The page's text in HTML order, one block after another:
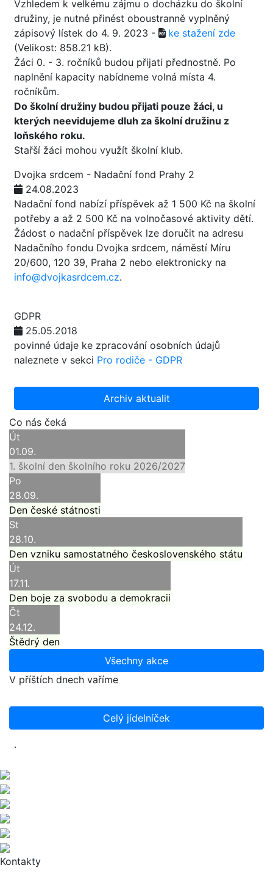
Vzhledem k velkému zájmu o docházku do školní
družiny, je nutné přinést oboustranně vyplněný
zápisový lístek do 4. 9. 2023 -
ke stažení zde
(Velikost: 858.21 kB).
Žáci 0. - 3. ročníků budou přijati přednostně. Po
naplnění kapacity nabídneme volná místa 4.
ročníkům.
Do školní družiny budou přijati pouze žáci, u
kterých neevidujeme dluh za školní družinu z
loňského roku.
Stařší žáci mohou využít školní klub.
Dvojka srdcem - Nadační fond Prahy 2
24.08.2023
Nadační fond nabízí příspěvek až 1 500 Kč na školní
potřeby a až 2 500 Kč na volnočasové aktivity dětí.
Žádost o nadační příspěvek lze doručit na adresu
Nadačního fondu Dvojka srdcem, náměstí Míru
20/600, 120 39, Praha 2 nebo elektronicky na
info@dvojkasrdcem.cz.
GDPR
25.05.2018
povinné údaje ke zpracování osobních údajů
naleznete v sekci Pro rodiče - GDPR
Archiv aktualit
Co nás čeká
Út
01.09.
1. školní den školního roku 2026/2027
Po
28.09.
Den české státnosti
St
28.10.
Den vzniku samostatného československého státu
Út
17.11.
Den boje za svobodu a demokracii
Čt
24.12.
Štědrý den
Všechny akce
V příštích dnech vaříme
Celý jídelníček
.
Kontakty